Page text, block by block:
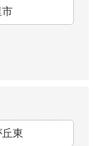
市
東